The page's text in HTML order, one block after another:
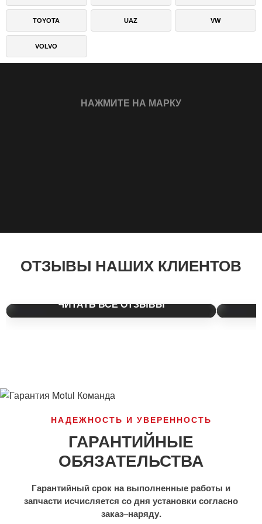
TOYOTA UAZ VW
VOLVO
НАЖМИТЕ НА МАРКУ
ОТЗЫВЫ НАШИХ КЛИЕНТОВ
Более 450 положительных отзывов.
ЧИТАТЬ ВСЕ ОТЗЫВЫ
НАДЕЖНОСТЬ И УВЕРЕННОСТЬ
ГАРАНТИЙНЫЕ
ОБЯЗАТЕЛЬСТВА
Гарантийный срок на выполненные работы и
запчасти исчисляется со дня установки согласно
заказ–наряду.